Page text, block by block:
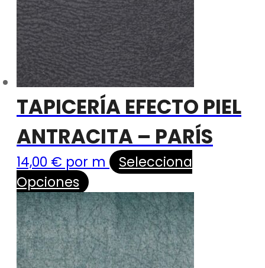
TAPICERÍA EFECTO PIEL
ANTRACITA – PARÍS
14,00 € por m
Selecciona
Opciones